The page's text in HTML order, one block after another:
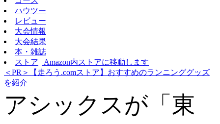
ハウツー
レビュー
大会情報
大会結果
本・雑誌
ストア
Amazon内ストアに移動します
＜PR＞【走ろう.comストア】おすすめのランニンググッズ
を紹介
アシックスが「東